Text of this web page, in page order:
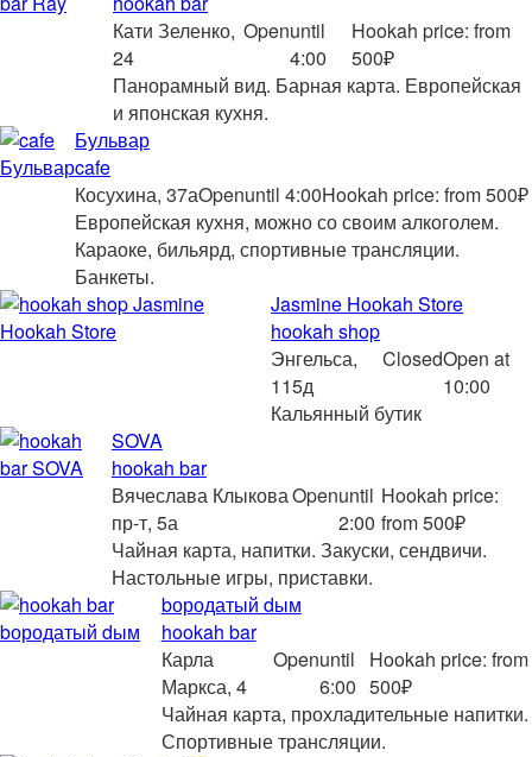
Кати Зеленко,
24
Openuntil
4:00
Hookah price: from
500₽
Панорамный вид. Барная карта. Европейская
и японская кухня.
Бульвар
cafe
Косухина, 37аOpenuntil 4:00Hookah price: from 500₽
Европейская кухня, можно со своим алкоголем.
Караоке, бильярд, спортивные трансляции.
Банкеты.
Jasmine Hookah Store
hookah shop
Энгельса,
115д
ClosedOpen at
10:00
Кальянный бутик
SOVA
hookah bar
Вячеслава Клыкова
пр-т, 5а
Openuntil
2:00
Hookah price:
from 500₽
Чайная карта, напитки. Закуски, сендвичи.
Настольные игры, приставки.
bородатый dым
hookah bar
Карла
Маркса, 4
Openuntil
6:00
Hookah price: from
500₽
Чайная карта, прохладительные напитки.
Спортивные трансляции.